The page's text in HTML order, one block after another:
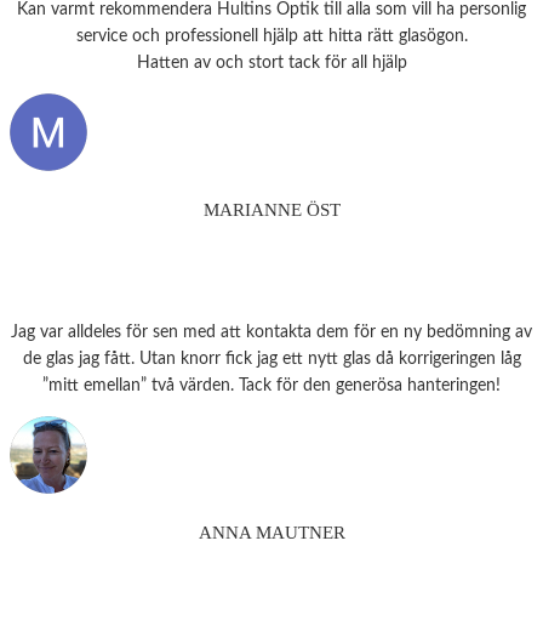
Kan varmt rekommendera Hultins Optik till alla som vill ha personlig
service och professionell hjälp att hitta rätt glasögon.
Hatten av och stort tack för all hjälp
MARIANNE ÖST
Jag var alldeles för sen med att kontakta dem för en ny bedömning av
de glas jag fått. Utan knorr fick jag ett nytt glas då korrigeringen låg
”mitt emellan” två värden. Tack för den generösa hanteringen!
ANNA MAUTNER